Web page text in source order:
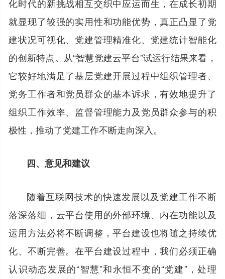
化时代的新挑战相互交织中应运而生，在成长初期
就显现了较强的实用性和功能优势，真正凸显了党
建状况可视化、党建管理精准化、党建统计智能化
的创新特点。从“智慧党建云平台”试运行结果来看，
它较好地满足了基层党建开展过程中组织管理者、
党务工作者和党员群众的基本诉求，有效地提升了
组织工作效率、监督管理能力及党员群众参与的积
极性，推动了党建工作不断走向深入。
四、意见和建议
随着互联网技术的快速发展以及党建工作不断
落深落细，云平台使用的外部环境、内在功能以及
运用方法必将不断调整，平台建设也将随之持续优
化、不断完善。在平台建设过程中，我们必须正确
认识动态发展的“智慧”和永恒不变的“党建”，处理